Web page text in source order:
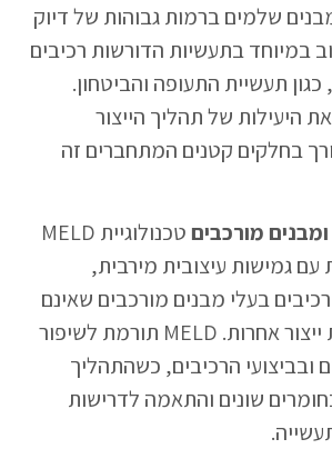
שלמים ברמות גבוהות של דיוק
במיוחד בתעשיות הדורשות רכיבים
תעשיית התעופה והביטחון.
היעילות של תהליך הייצור
בחלקים קטנים המתחברים זה
מורכבים
טכנולוגיית MELD
גמישות עיצובית מירבית,
בעלי מבנים מורכבים שאינם
אפשריים בשיטות ייצור אחרות. MELD תורמת לשיפור
ובביצועי הרכיבים, כשהתהליך
שונים והתאמה לדרישות